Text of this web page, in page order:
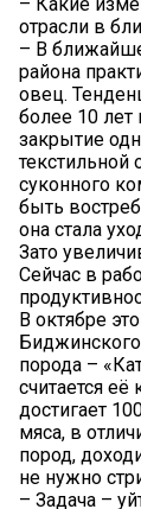
отрасли в
– В
района
овец.
более 10 лет
закрытие
текстильной
суконного
быть
она стала
Зато
Сейчас в
В октябре
порода –
считается
достигает
мяса, в
пород,
не нужно
– Задача –